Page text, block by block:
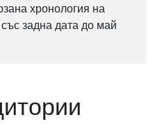
хронология на
задна дата до май